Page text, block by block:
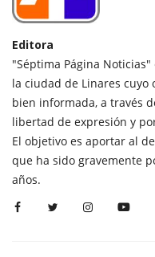
Editora
"Séptima Página
la ciudad de Linares
bien informada, a través
libertad de expresión y
El objetivo es aportar al
que ha sido gravemente
años.